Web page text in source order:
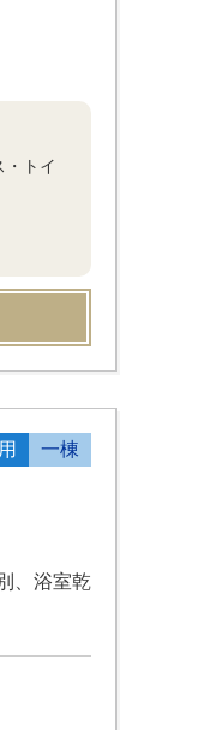
トイ
一棟
、浴室乾